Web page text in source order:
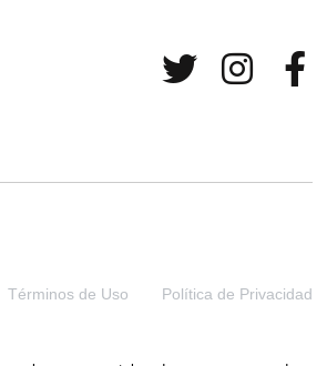
Términos de Uso Política de Privacidad